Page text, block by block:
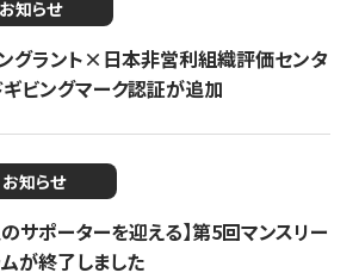
お知らせ
ングラント×日本非営利組織評価センタ
ギビングマーク認証が追加
お知らせ
サポーターを迎える】​​第5回マンスリー
が終了しました